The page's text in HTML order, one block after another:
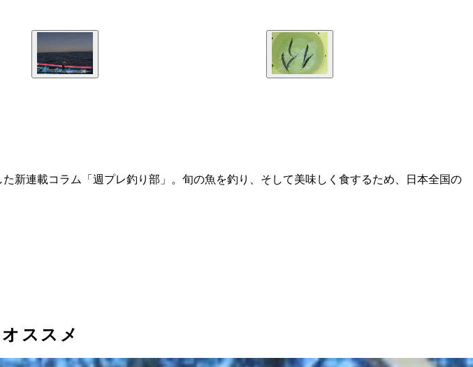
新連載コラム「週プレ釣り部」。旬の魚を釣り、そして美味しく食するため、日本全国の
ススメ